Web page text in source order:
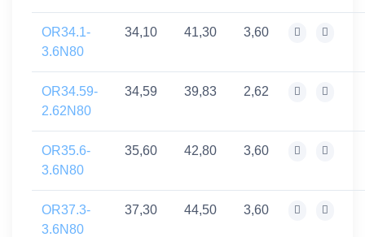
OR34.1-
3.6N80
34,10 41,30 3,60
OR34.59-
2.62N80
34,59 39,83 2,62
OR35.6-
3.6N80
35,60 42,80 3,60
OR37.3-
3.6N80
37,30 44,50 3,60